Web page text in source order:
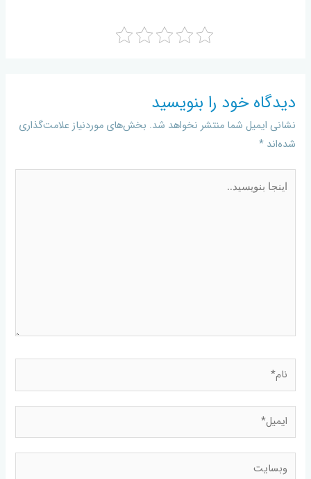
دیدگاه‌ خود را بنویسید
نشانی ایمیل شما منتشر نخواهد شد. بخش‌های موردنیاز علامت‌گذاری
شده‌اند*